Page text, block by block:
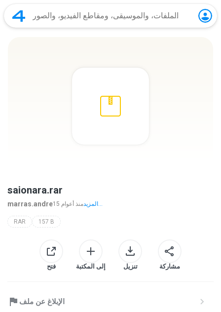
saionara.rar
marras.andre 15 منذ أعوام المزيد...
RAR 157 B
فتح إلى المكتبة تنزيل مشاركة
الإبلاغ عن ملف